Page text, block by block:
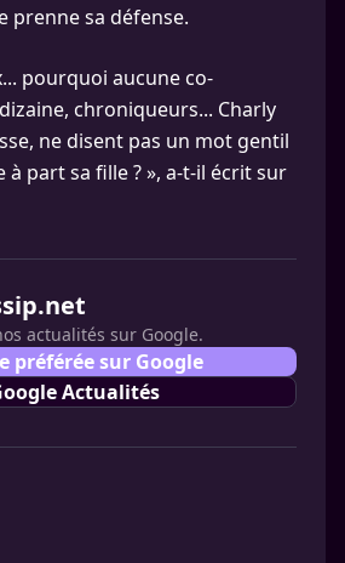
prenne sa défense.
pourquoi aucune co-
chroniqueurs... Charly
ne disent pas un mot gentil
part sa fille ? », a-t-il écrit sur
actualités sur Google.
préférée sur Google
Actualités